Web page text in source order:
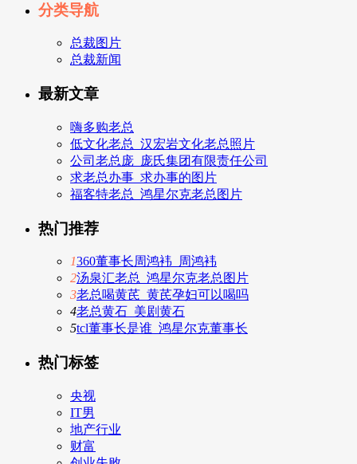
分类导航
总裁图片
总裁新闻
最新文章
嗨多购老总
低文化老总_汉宏岩文化老总照片
公司老总庞_庞氏集团有限责任公司
求老总办事_求办事的图片
福客特老总_鸿星尔克老总图片
热门推荐
1360董事长周鸿袆_周鸿袆
2汤泉汇老总_鸿星尔克老总图片
3老总喝黄芪_黄芪孕妇可以喝吗
4老总黄石_美剧黄石
5tcl董事长是谁_鸿星尔克董事长
热门标签
央视
IT男
地产行业
财富